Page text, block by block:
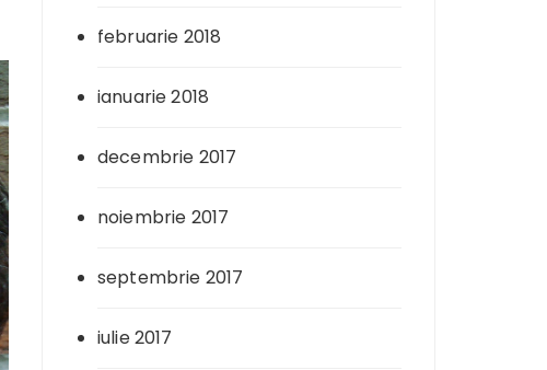
februarie 2018
ianuarie 2018
decembrie 2017
noiembrie 2017
septembrie 2017
iulie 2017